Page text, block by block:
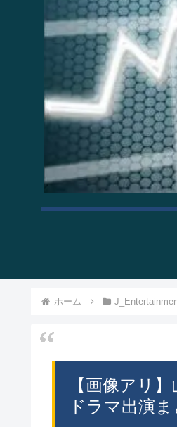
ホーム
【画像アリ
ドラマ出演